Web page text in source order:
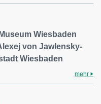
Wiesbaden
von Jawlensky-
Wiesbaden
mehr